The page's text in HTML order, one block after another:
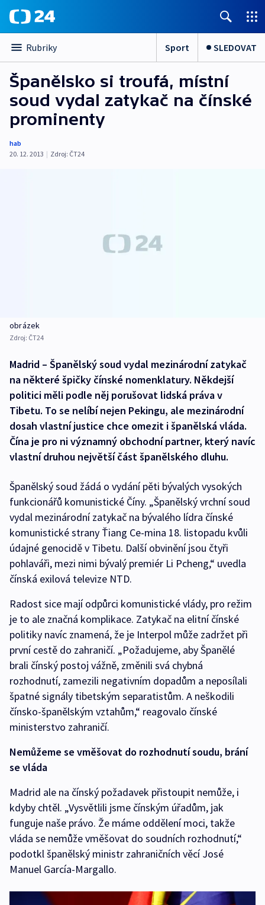
Rubriky Sport SLEDOVAT
Španělsko si troufá, místní
soud vydal zatykač na čínské
prominenty
hab
20. 12. 2013 | Zdroj: ČT24
obrázek
Zdroj: ČT24
Madrid – Španělský soud vydal mezinárodní zatykač
na některé špičky čínské nomenklatury. Někdejší
politici měli podle něj porušovat lidská práva v
Tibetu. To se nelíbí nejen Pekingu, ale mezinárodní
dosah vlastní justice chce omezit i španělská vláda.
Čína je pro ni významný obchodní partner, který navíc
vlastní druhou největší část španělského dluhu.
Španělský soud žádá o vydání pěti bývalých vysokých
funkcionářů komunistické Číny. „Španělský vrchní soud
vydal mezinárodní zatykač na bývalého lídra čínské
komunistické strany Ťiang Ce-mina 18. listopadu kvůli
údajné genocidě v Tibetu. Další obvinění jsou čtyři
pohlaváři, mezi nimi bývalý premiér Li Pcheng,“ uvedla
čínská exilová televize NTD.
Radost sice mají odpůrci komunistické vlády, pro režim
je to ale značná komplikace. Zatykač na elitní čínské
politiky navíc znamená, že je Interpol může zadržet při
první cestě do zahraničí. „Požadujeme, aby Španělé
brali čínský postoj vážně, změnili svá chybná
rozhodnutí, zamezili negativním dopadům a neposílali
špatné signály tibetským separatistům. A neškodili
čínsko-španělským vztahům,“ reagovalo čínské
ministerstvo zahraničí.
Nemůžeme se vměšovat do rozhodnutí soudu, brání
se vláda
Madrid ale na čínský požadavek přistoupit nemůže, i
kdyby chtěl. „Vysvětlili jsme čínským úřadům, jak
funguje naše právo. Že máme oddělení moci, takže
vláda se nemůže vměšovat do soudních rozhodnutí,“
podotkl španělský ministr zahraničních věcí José
Manuel García-Margallo.